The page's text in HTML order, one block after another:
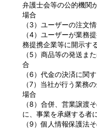
弁護士会等の公的機関
場合
（3）ユーザーの注文
（4）ユーザーが業務
務提携企業等に開示す
（5）商品等の発送ま
合
（6）代金の決済に関
（7）当社が行う業務
場合
（8）合併、営業譲渡
に、事業を承継する者
（9）個人情報保護法